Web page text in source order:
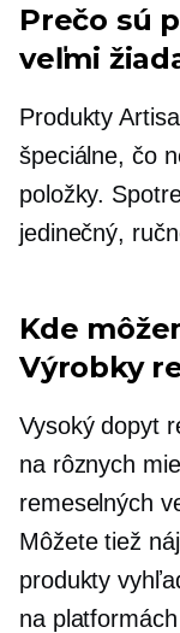
Prečo sú
veľmi
Produkty
špeciálne, čo
položky.
jedinečný,
Kde
Výrobky
Vysoký dopyt
na rôznych
remeselných
Môžete tiež
produkty
na